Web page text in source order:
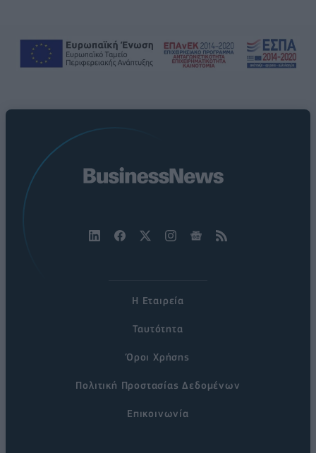
Η Εταιρεία
Ταυτότητα
Όροι Χρήσης
Πολιτική Προστασίας Δεδομένων
Επικοινωνία